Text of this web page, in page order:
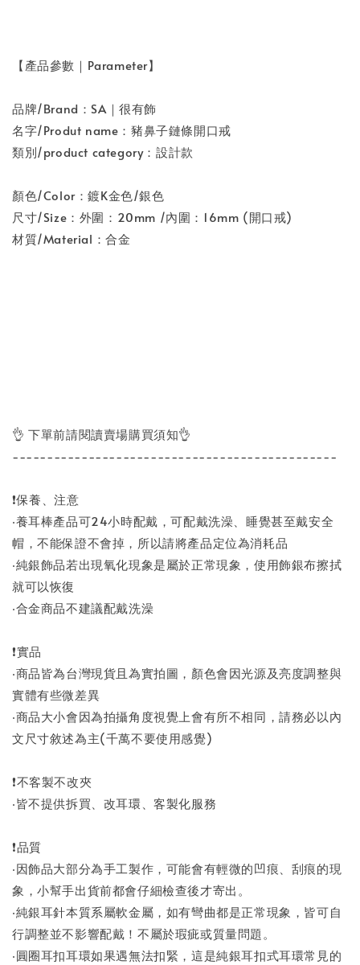
【產品參數｜Parameter】
品牌/Brand：SA｜很有飾
名字/Produt name：豬鼻子鏈條開口戒
類別/product category：設計款
顏色/Color：鍍K金色/銀色
尺寸/Size：外圍：20mm /內圍：16mm (開口戒)
材質/Material：合金
👌 下單前請閱讀賣場購買須知👌
-----------------------------------------------
❗保養、注意
‧養耳棒產品可24小時配戴，可配戴洗澡、睡覺甚至戴安全
帽，不能保證不會掉，所以請將產品定位為消耗品
‧純銀飾品若出現氧化現象是屬於正常現象，使用飾銀布擦拭
就可以恢復
‧合金商品不建議配戴洗澡
❗實品
‧商品皆為台灣現貨且為實拍圖，顏色會因光源及亮度調整與
實體有些微差異
‧商品大小會因為拍攝角度視覺上會有所不相同，請務必以內
文尺寸敘述為主(千萬不要使用感覺)
❗不客製不改夾
‧皆不提供拆買、改耳環、客製化服務
❗品質
‧因飾品大部分為手工製作，可能會有輕微的凹痕、刮痕的現
象，小幫手出貨前都會仔細檢查後才寄出。
‧純銀耳針本質系屬軟金屬，如有彎曲都是正常現象，皆可自
行調整並不影響配戴！不屬於瑕疵或質量問題。
‧圓圈耳扣耳環如果遇無法扣緊，這是純銀耳扣式耳環常見的